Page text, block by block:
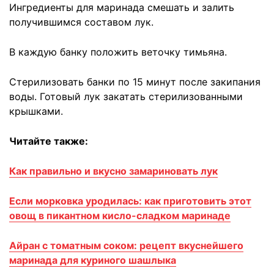
Ингредиенты для маринада смешать и залить
получившимся составом лук.
В каждую банку положить веточку тимьяна.
Стерилизовать банки по 15 минут после закипания
воды. Готовый лук закатать стерилизованными
крышками.
Читайте также:
Как правильно и вкусно замариновать лук
Если морковка уродилась: как приготовить этот
овощ в пикантном кисло-сладком маринаде
Айран с томатным соком: рецепт вкуснейшего
маринада для куриного шашлыка